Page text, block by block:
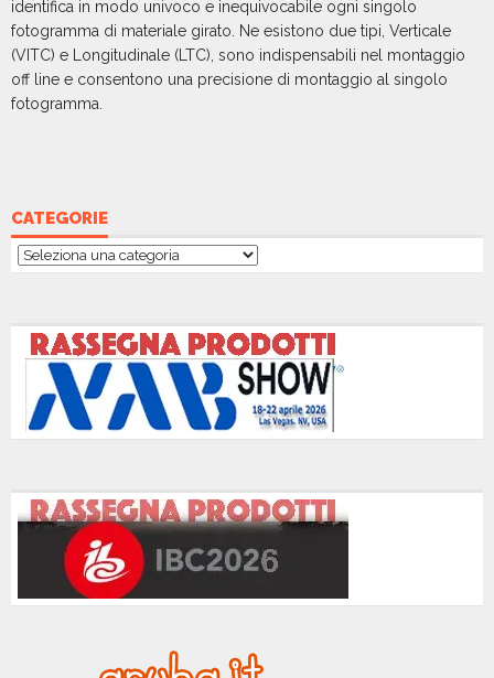
identifica in modo univoco e inequivocabile ogni singolo
fotogramma di materiale girato. Ne esistono due tipi, Verticale
(VITC) e Longitudinale (LTC), sono indispensabili nel montaggio
off line e consentono una precisione di montaggio al singolo
fotogramma.
CATEGORIE
Categorie